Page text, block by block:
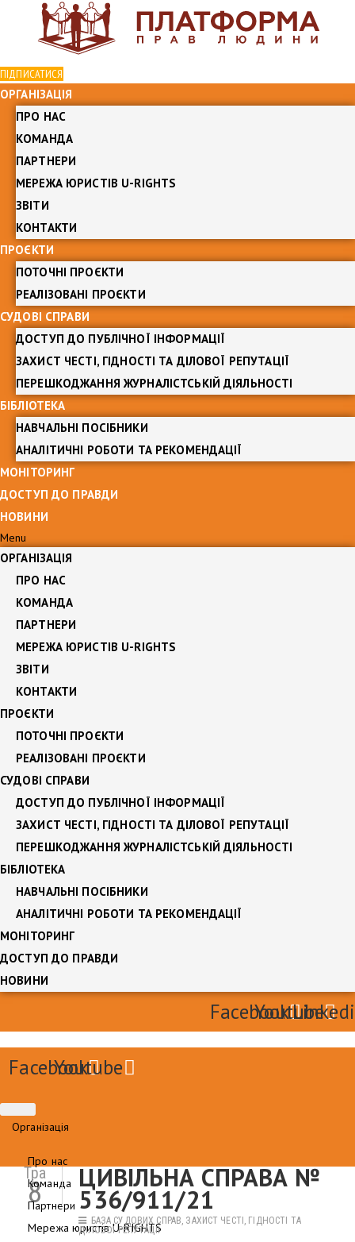
ПІДПИСАТИСЯ
ОРГАНІЗАЦІЯ
ПРО НАС
КОМАНДА
ПАРТНЕРИ
МЕРЕЖА ЮРИСТІВ U-RIGHTS
ЗВІТИ
КОНТАКТИ
ПРОЄКТИ
ПОТОЧНІ ПРОЄКТИ
РЕАЛІЗОВАНІ ПРОЄКТИ
СУДОВІ СПРАВИ
ДОСТУП ДО ПУБЛІЧНОЇ ІНФОРМАЦІЇ
ЗАХИСТ ЧЕСТІ, ГІДНОСТІ ТА ДІЛОВОЇ РЕПУТАЦІЇ
ПЕРЕШКОДЖАННЯ ЖУРНАЛІСТСЬКІЙ ДІЯЛЬНОСТІ
БІБЛІОТЕКА
НАВЧАЛЬНІ ПОСІБНИКИ
АНАЛІТИЧНІ РОБОТИ ТА РЕКОМЕНДАЦІЇ
МОНІТОРИНГ
ДОСТУП ДО ПРАВДИ
НОВИНИ
Menu
ОРГАНІЗАЦІЯ
ПРО НАС
КОМАНДА
ПАРТНЕРИ
МЕРЕЖА ЮРИСТІВ U-RIGHTS
ЗВІТИ
КОНТАКТИ
ПРОЄКТИ
ПОТОЧНІ ПРОЄКТИ
РЕАЛІЗОВАНІ ПРОЄКТИ
СУДОВІ СПРАВИ
ДОСТУП ДО ПУБЛІЧНОЇ ІНФОРМАЦІЇ
ЗАХИСТ ЧЕСТІ, ГІДНОСТІ ТА ДІЛОВОЇ РЕПУТАЦІЇ
ПЕРЕШКОДЖАННЯ ЖУРНАЛІСТСЬКІЙ ДІЯЛЬНОСТІ
БІБЛІОТЕКА
НАВЧАЛЬНІ ПОСІБНИКИ
АНАЛІТИЧНІ РОБОТИ ТА РЕКОМЕНДАЦІЇ
МОНІТОРИНГ
ДОСТУП ДО ПРАВДИ
НОВИНИ
FacebookYoutube
FacebookYoutube
Організація
Про нас
Команда
Партнери
Мережа юристів U-RIGHTS
Тра
8 ЦИВІЛЬНА СПРАВА №
536/911/21
БАЗА СУДОВИХ СПРАВ, ЗАХИСТ ЧЕСТІ, ГІДНОСТІ ТА
ДІЛОВОЇ РЕПУТАЦІЇ